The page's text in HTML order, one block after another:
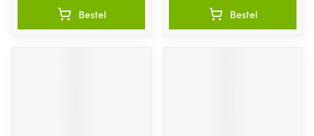
Bestel Bestel